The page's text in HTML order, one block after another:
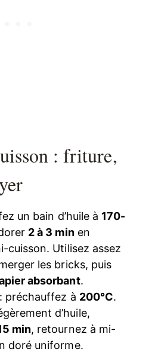
: friture,
un bain d’huile à 170-
2 à 3 minen
cuisson. Utilisez assez
les bricks, puis
absorbant.
: préchauffez à 200°C.
d’huile,
min, retournez à mi-
doré uniforme.